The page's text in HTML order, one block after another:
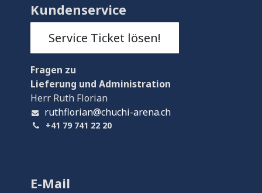
Kundenservice
Service Ticket lösen!
Fragen zu
Lieferung und Administration
Herr Ruth Florian
ruthflorian@chuchi-arena.ch
+41 79 741 22 20
E-Mail